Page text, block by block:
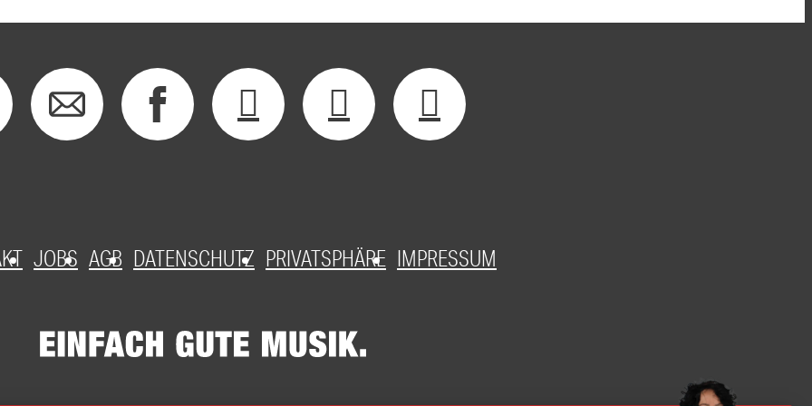
JOBS AGB DATENSCHUTZ PRIVATSPHÄRE IMPRESSUM